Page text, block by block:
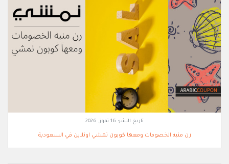
تاريخ النشر: 16 تموز, 2026
رن منبه الخصومات ومعها كوبون نمشي اونلاين في السعودية